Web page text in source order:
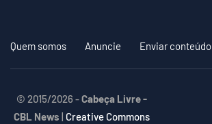
Quem somos Anuncie Enviar conteúdo
© 2015/2026 -Cabeça Livre -
CBL News | Creative Commons